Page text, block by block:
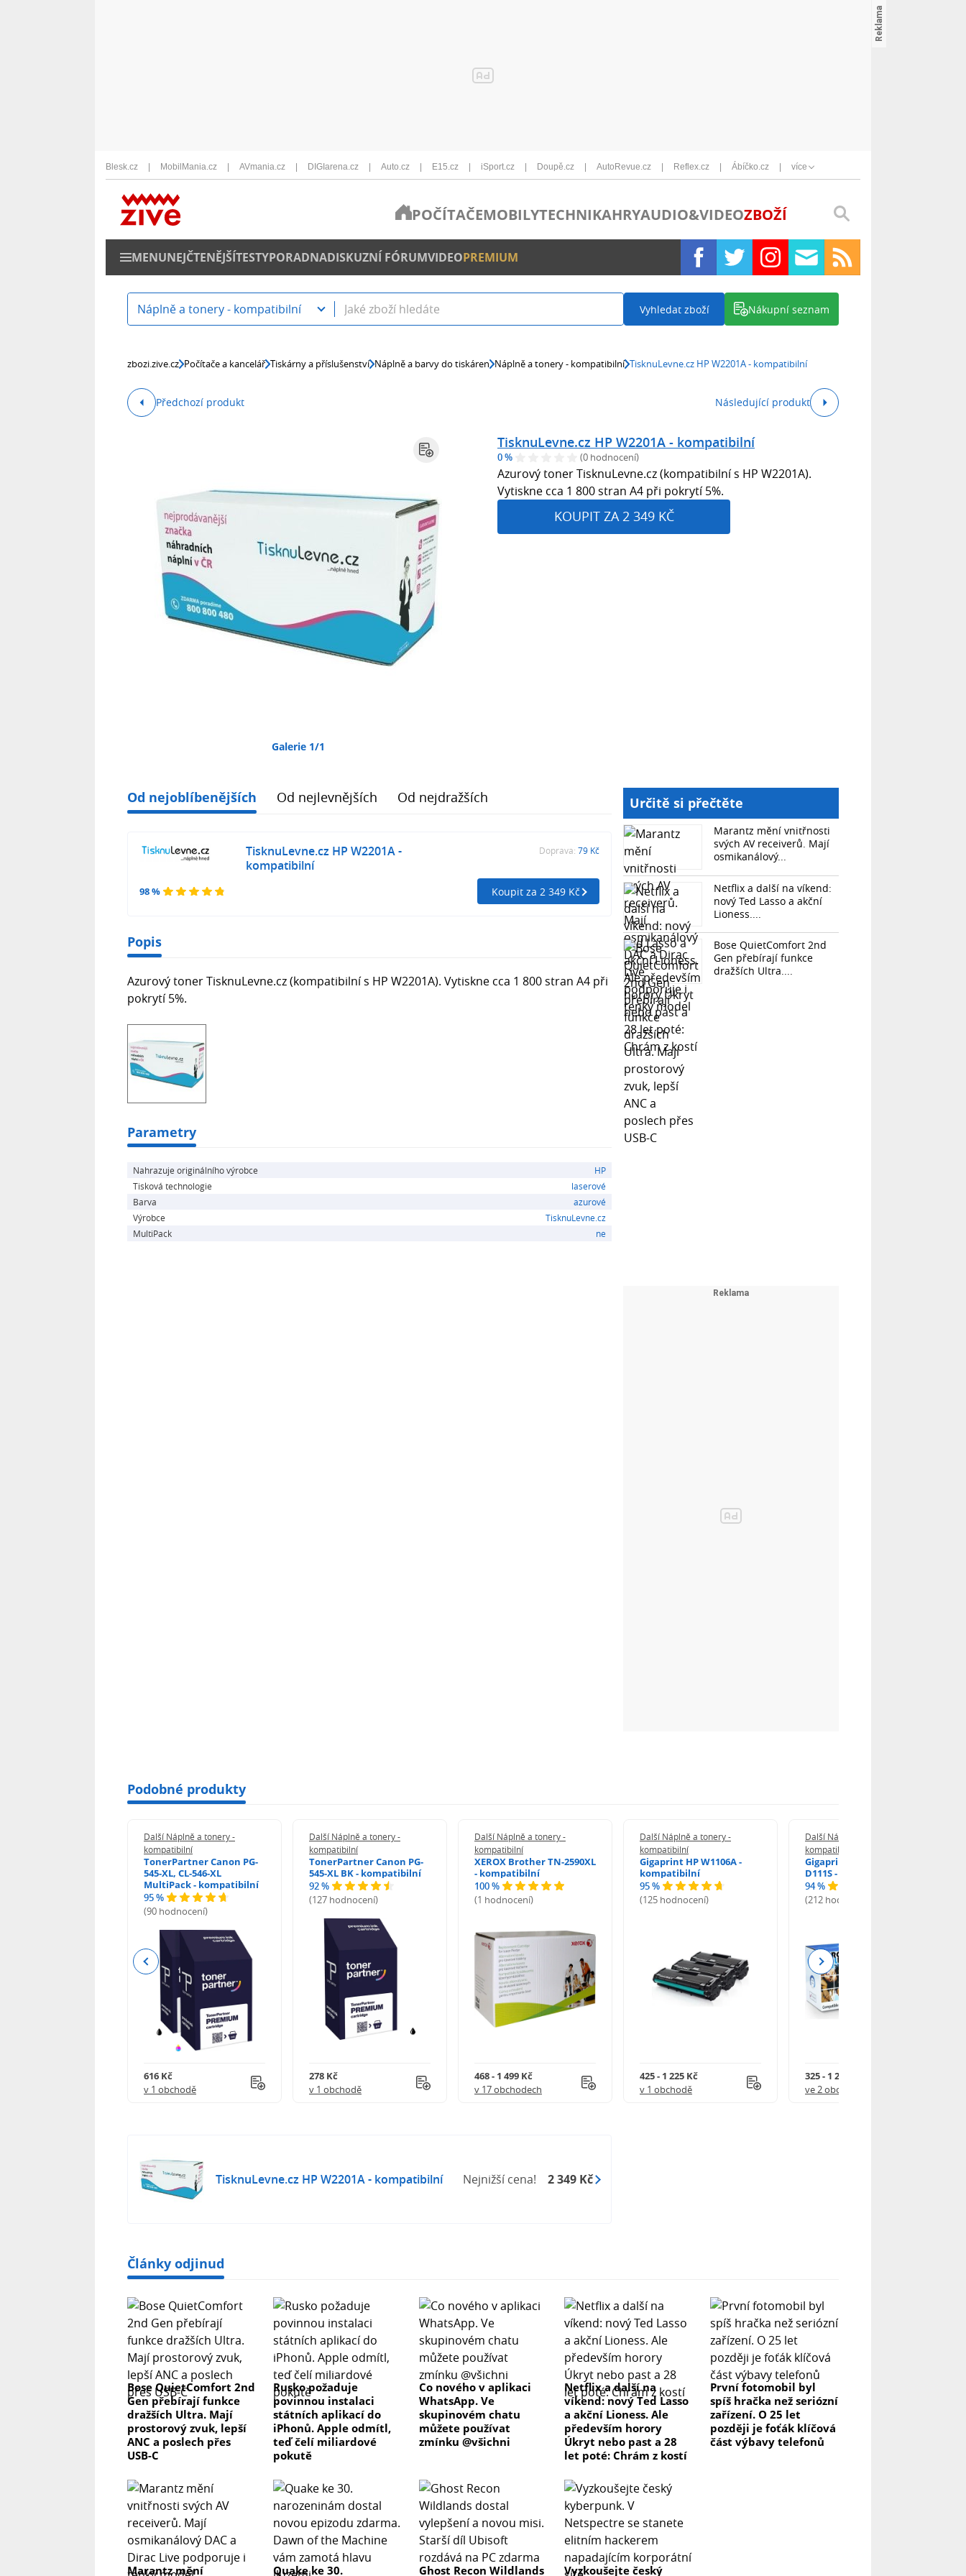
Blesk.cz MobilMania.cz AVmania.cz DIGIarena.cz Auto.cz E15.cz iSport.cz Doupě.cz AutoRevue.cz Reflex.cz Ábíčko.cz více
POČÍTAČEMOBILYTECHNIKAHRYAUDIO&VIDEOZBOŽÍ
MENUNEJČTENĚJŠÍTESTYPORADNADISKUZNÍ FÓRUMVIDEOPREMIUM
Náplně a tonery - kompatibilní Vyhledat zboží Nákupní seznam
zbozi.zive.cz Počítače a kancelář Tiskárny a příslušenství Náplně a barvy do tiskáren Náplně a tonery - kompatibilní TisknuLevne.cz HP W2201A - kompatibilní
Předchozí produkt Následující produkt
Galerie 1/1
TisknuLevne.cz HP W2201A - kompatibilní
0 % (0 hodnocení)
Azurový toner TisknuLevne.cz (kompatibilní s HP W2201A).
Vytiskne cca 1 800 stran A4 při pokrytí 5%.
KOUPIT ZA 2 349 KČ
Od nejoblíbenějších Od nejlevnějších Od nejdražších
98 %
TisknuLevne.cz HP W2201A -
kompatibilní
Doprava: 79 Kč
Koupit za 2 349 Kč
Popis
Azurový toner TisknuLevne.cz (kompatibilní s HP W2201A). Vytiskne cca 1 800 stran A4 při
pokrytí 5%.
Parametry
Nahrazuje originálního výrobce
HP
Tisková technologie
laserové
Barva
azurové
Výrobce
TisknuLevne.cz
MultiPack
ne
Určitě si přečtěte
Marantz mění vnitřnosti
svých AV receiverů. Mají
osmikanálový...
Netflix a další na víkend:
nový Ted Lasso a akční
Lioness....
Bose QuietComfort 2nd
Gen přebírají funkce
dražších Ultra....
Podobné produkty
Další Náplně a tonery -
kompatibilní
TonerPartner Canon PG-
545-XL, CL-546-XL
MultiPack - kompatibilní
95 %
(90 hodnocení)
616 Kč
v 1 obchodě
Další Náplně a tonery -
kompatibilní
TonerPartner Canon PG-
545-XL BK - kompatibilní
92 %
(127 hodnocení)
278 Kč
v 1 obchodě
Další Náplně a tonery -
kompatibilní
XEROX Brother TN-2590XL
- kompatibilní
100 %
(1 hodnocení)
468 - 1 499 Kč
v 17 obchodech
Další Náplně a tonery -
kompatibilní
Gigaprint HP W1106A -
kompatibilní
95 %
(125 hodnocení)
425 - 1 225 Kč
v 1 obchodě
Další Náplně a tonery -
kompatibilní
Gigaprint Samsung MLT-
D111S - kompatibilní
94 %
(212 hodnocení)
325 - 1 245 Kč
ve 2 obchodech
Previous Next
TisknuLevne.cz HP W2201A - kompatibilní Nejnižší cena! 2 349 Kč
Články odjinud
Bose QuietComfort 2nd
Gen přebírají funkce
dražších Ultra. Mají
prostorový zvuk, lepší
ANC a poslech přes
USB-C
Rusko požaduje
povinnou instalaci
státních aplikací do
iPhonů. Apple odmítl,
teď čelí miliardové
pokutě
Co nového v aplikaci
WhatsApp. Ve
skupinovém chatu
můžete používat
zmínku @všichni
Netflix a další na
víkend: nový Ted Lasso
a akční Lioness. Ale
především horory
Úkryt nebo past a 28
let poté: Chrám z kostí
První fotomobil byl
spíš hračka než seriózní
zařízení. O 25 let
později je foťák klíčová
část výbavy telefonů
Marantz mění Quake ke 30. Ghost Recon Wildlands Vyzkoušejte český